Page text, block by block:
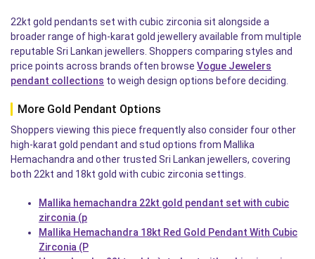
22kt gold pendants set with cubic zirconia sit alongside a
broader range of high-karat gold jewellery available from multiple
reputable Sri Lankan jewellers. Shoppers comparing styles and
price points across brands often browse Vogue Jewelers
pendant collections to weigh design options before deciding.
More Gold Pendant Options
Shoppers viewing this piece frequently also consider four other
high-karat gold pendant and stud options from Mallika
Hemachandra and other trusted Sri Lankan jewellers, covering
both 22kt and 18kt gold with cubic zirconia settings.
Mallika hemachandra 22kt gold pendant set with cubic
zirconia (p
Mallika Hemachandra 18kt Red Gold Pendant With Cubic
Zirconia (P